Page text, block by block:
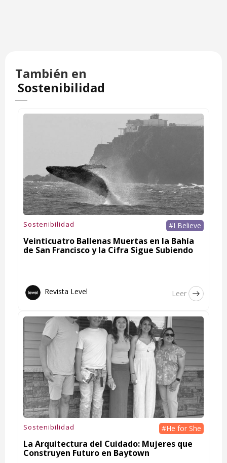
También en
Sostenibilidad
Sostenibilidad #I Believe
Veinticuatro Ballenas Muertas en la Bahía
de San Francisco y la Cifra Sigue Subiendo
Revista Level Leer
Sostenibilidad #He for She
La Arquitectura del Cuidado: Mujeres que
Construyen Futuro en Baytown